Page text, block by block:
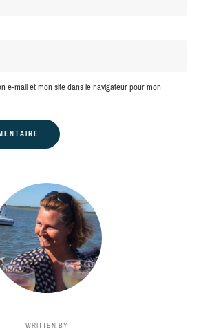
e-mail et mon site dans le navigateur pour mon
WRITTEN BY